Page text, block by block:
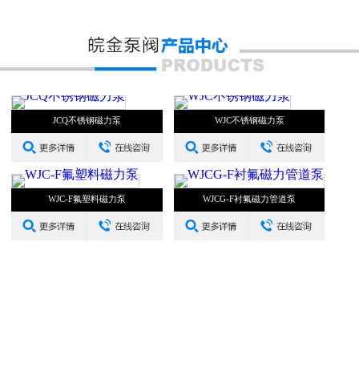
JCQ不锈钢磁力泵 WJC不锈钢磁力泵
WJC-F氟塑料磁力泵 WJCG-F衬氟磁力管道泵